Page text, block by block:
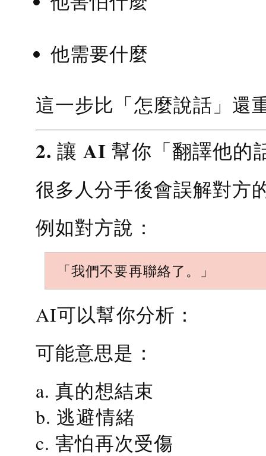
他需要什麼
這一步比「怎麼說話」還
2. 讓 AI 幫你「翻譯他的
很多人分手後會誤解對方
例如對方說：
「我們不要再聯絡了。」
AI可以幫你分析：
可能意思是：
a. 真的想結束
b. 逃避情緒
c. 害怕再次受傷